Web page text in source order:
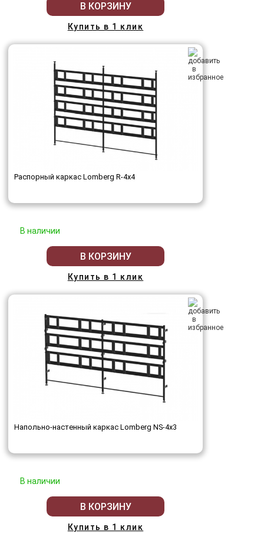
В КОРЗИНУ
Купить в 1 клик
Распорный каркас Lomberg R-4х4
В наличии
В КОРЗИНУ
Купить в 1 клик
Напольно-настенный каркас Lomberg NS-4х3
В наличии
В КОРЗИНУ
Купить в 1 клик